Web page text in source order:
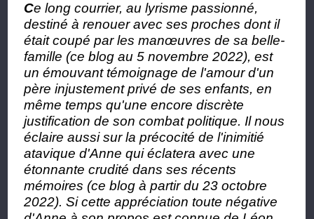
Ce long courrier, au lyrisme passionné,
destiné à renouer avec ses proches dont il
était coupé par les manœuvres de sa belle-
famille (ce blog au 5 novembre 2022), est
un émouvant témoignage de l'amour d'un
père injustement privé de ses enfants, en
même temps qu'une encore discrète
justification de son combat politique. Il nous
éclaire aussi sur la précocité de l'inimitié
atavique d'Anne qui éclatera avec une
étonnante crudité dans ses récents
mémoires (ce blog à partir du 23 octobre
2022). Si cette appréciation toute négative